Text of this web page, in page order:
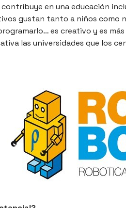
en una educación
gustan tanto a niños como
es creativo y es
las universidades que los